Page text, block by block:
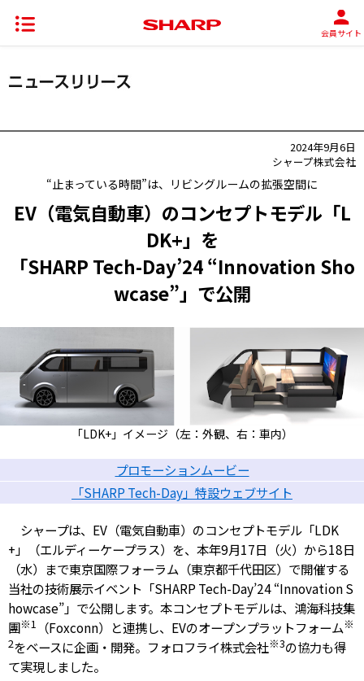
会員サイト
2024年9月6日
シャープ株式会社
“止まっている時間”は、リビングルームの拡張空間に
EV（電気自動車）のコンセプトモデル「L
DK+」を
「SHARP Tech-Day’24 “Innovation Sho
wcase”」で公開
「LDK+」イメージ（左：外観、右：車内）
プロモーションムービー
「SHARP Tech-Day」特設ウェブサイト
シャープは、EV（電気自動車）のコンセプトモデル「LDK
+」（エルディーケープラス）を、本年9月17日（火）から18日
（水）まで東京国際フォーラム（東京都千代田区）で開催する
当社の技術展示イベント「SHARP Tech-Day’24 “Innovation S
howcase”」で公開します。本コンセプトモデルは、鴻海科技集
團※1 （Foxconn）と連携し、EVのオープンプラットフォーム※
2をベースに企画・開発。フォロフライ株式会社※3の協力も得
て実現しました。